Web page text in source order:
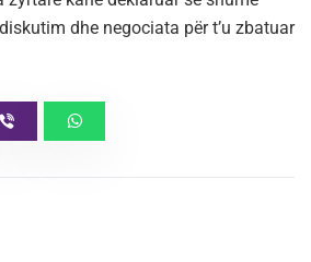
dhe negociata për t’u zbatuar